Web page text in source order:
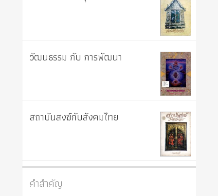
วัฒนธรรม กับ การพัฒนา
สถาบันสงฆ์กับสังคมไทย
คำสำคัญ